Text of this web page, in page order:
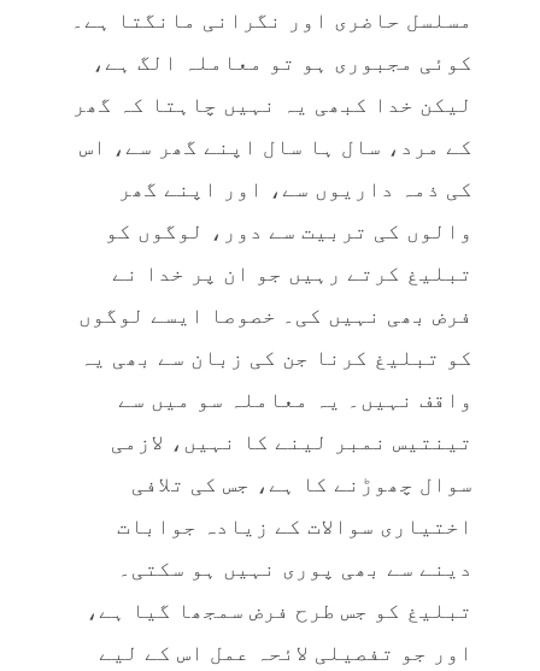
مسلسل حاضری اور نگرانی مانگتا ہے۔
کوئی مجبوری ہو تو معاملہ الگ ہے،
لیکن خدا کبھی یہ نہیں چاہتا کہ گھر
کے مرد، سال ہا سال اپنے گھر سے، اس
کی ذمہ داریوں سے، اور اپنے گھر
والوں کی تربیت سے دور، لوگوں کو
تبلیغ کرتے رہیں جو ان پر خدا نے
فرض بھی نہیں کی۔ خصوصا ایسے لوگوں
کو تبلیغ کرنا جن کی زبان سے بھی یہ
واقف نہیں۔ یہ معاملہ سو میں سے
تینتیس نمبر لینے کا نہیں، لازمی
سوال چھوڑنے کا ہے، جس کی تلافی
اختیاری سوالات کے زیادہ جوابات
دینے سے بھی پوری نہیں ہو سکتی۔
تبلیغ کو جس طرح فرض سمجھا گیا ہے،
اور جو تفصیلی لائحہ عمل اس کے لیے